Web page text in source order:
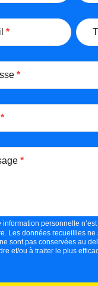
*
*
*
*
information personnelle
Les données recueillies
sont pas conservées au
et/ou à traiter le plus